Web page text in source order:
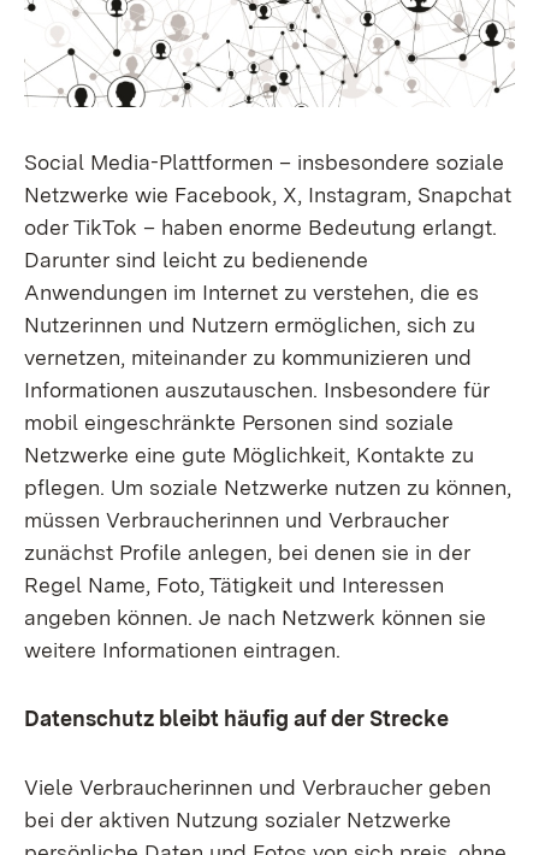
Social Media-Plattformen – insbesondere soziale
Netzwerke wie Facebook, X, Instagram, Snapchat
oder TikTok – haben enorme Bedeutung erlangt.
Darunter sind leicht zu bedienende
Anwendungen im Internet zu verstehen, die es
Nutzerinnen und Nutzern ermöglichen, sich zu
vernetzen, miteinander zu kommunizieren und
Informationen auszutauschen. Insbesondere für
mobil eingeschränkte Personen sind soziale
Netzwerke eine gute Möglichkeit, Kontakte zu
pflegen. Um soziale Netzwerke nutzen zu können,
müssen Verbraucherinnen und Verbraucher
zunächst Profile anlegen, bei denen sie in der
Regel Name, Foto, Tätigkeit und Interessen
angeben können. Je nach Netzwerk können sie
weitere Informationen eintragen.
Datenschutz bleibt häufig auf der Strecke
Viele Verbraucherinnen und Verbraucher geben
bei der aktiven Nutzung sozialer Netzwerke